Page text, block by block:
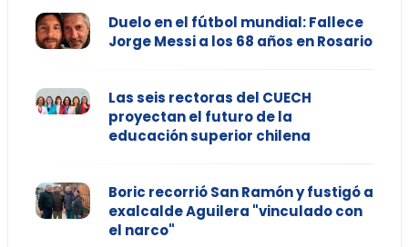
Duelo en el fútbol mundial: Fallece
Jorge Messi a los 68 años en Rosario
Las seis rectoras del CUECH
proyectan el futuro de la
educación superior chilena
Boric recorrió San Ramón y fustigó a
exalcalde Aguilera "vinculado con
el narco"